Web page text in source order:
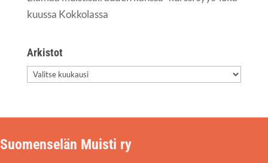
kuus­sa Kokkolassa
Arkis­tot
Arkis­
Suomenselän Muisti ry